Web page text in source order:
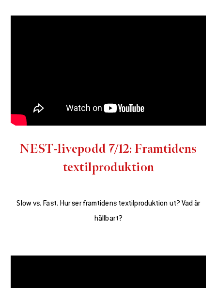
NEST-livepodd 7/12: Framtidens
textilproduktion
Slow vs. Fast. Hur ser framtidens textilproduktion ut? Vad är
hållbart?